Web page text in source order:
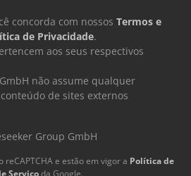
concorda com nossos Termos e
de Privacidade.
aos seus respectivos
não assume qualquer
de sites externos
Group GmbH
e estão em vigor a Política de